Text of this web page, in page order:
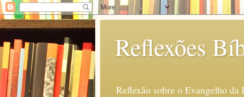
Reflexões
Reflexão sobre o Evangelho